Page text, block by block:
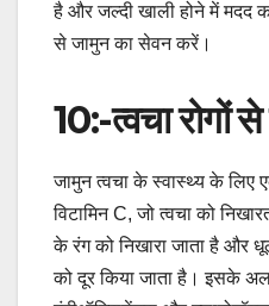
है और जल्दी खाली होने में मदद
से जामुन का सेवन करें।
10:-त्वचा रोगों से
जामुन त्वचा के स्वास्थ्य के लिए
विटामिन C, जो त्वचा को
के रंग को निखारा जाता है और
को दूर किया जाता है। इसके